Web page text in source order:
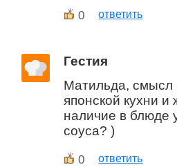
0 ответить
Гестия
Матильда, смысл
японской кухни и
наличие в блюде
соуса? )
0 ответить